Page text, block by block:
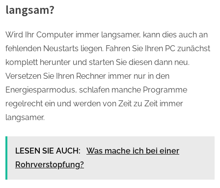
langsam?
Wird Ihr Computer immer langsamer, kann dies auch an
fehlenden Neustarts liegen. Fahren Sie Ihren PC zunächst
komplett herunter und starten Sie diesen dann neu.
Versetzen Sie Ihren Rechner immer nur in den
Energiesparmodus, schlafen manche Programme
regelrecht ein und werden von Zeit zu Zeit immer
langsamer.
LESEN SIE AUCH:
Was mache ich bei einer
Rohrverstopfung?